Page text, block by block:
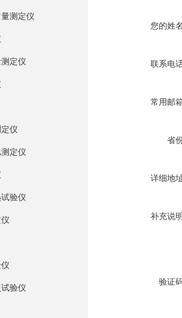
测定仪
定仪
仪
定仪
验仪
验仪
您的姓
联系电
常用邮
省
详细地
补充说
验证